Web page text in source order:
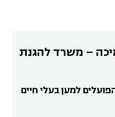
– משרד להגנת
למען בעלי חיים